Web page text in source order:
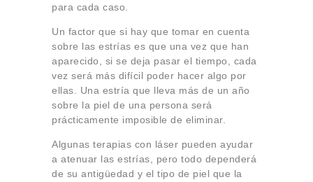
para cada caso.
Un factor que si hay que tomar en cuenta
sobre las estrías es que una vez que han
aparecido, si se deja pasar el tiempo, cada
vez será más difícil poder hacer algo por
ellas. Una estría que lleva más de un año
sobre la piel de una persona será
prácticamente imposible de eliminar.
Algunas terapias con láser pueden ayudar
a atenuar las estrías, pero todo dependerá
de su antigüedad y el tipo de piel que la